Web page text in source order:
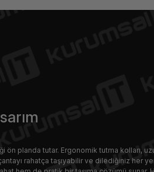
ön planda tutar. Ergonomik tutma kolları,
rahatça taşıyabilir ve dilediğiniz her